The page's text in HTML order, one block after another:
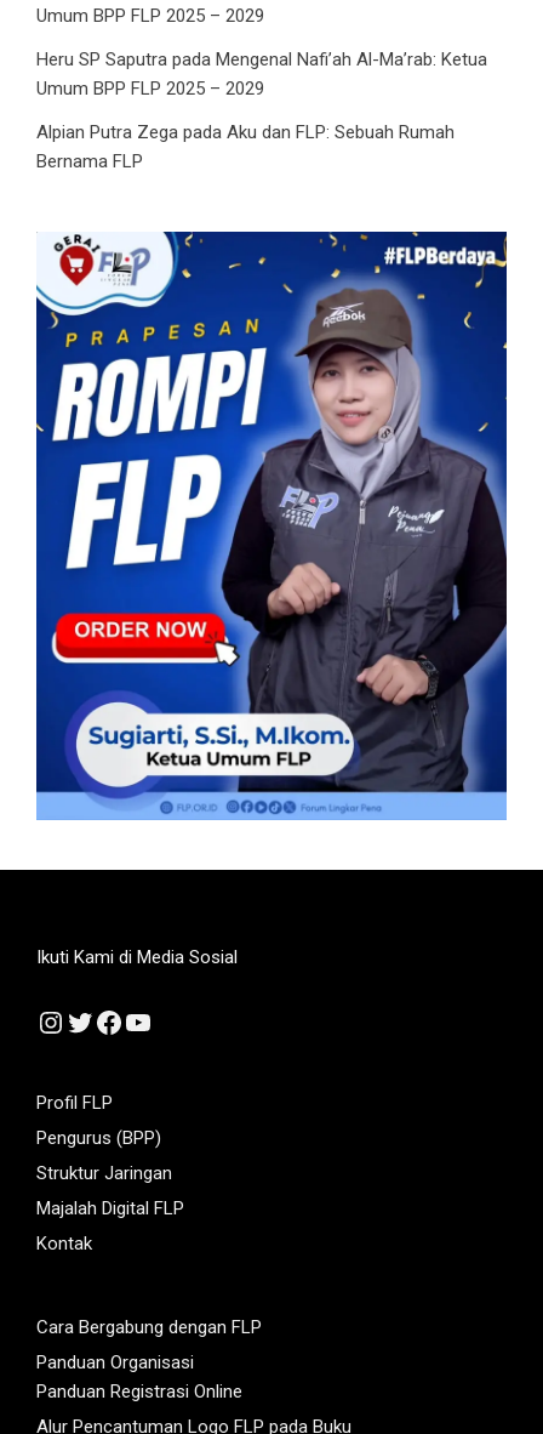
Umum BPP FLP 2025 – 2029
Heru SP Saputra pada Mengenal Nafi’ah Al-Ma’rab: Ketua
Umum BPP FLP 2025 – 2029
Alpian Putra Zega pada Aku dan FLP: Sebuah Rumah
Bernama FLP
Ikuti Kami di Media Sosial
Instagram
Twitter
Facebook
YouTube
Profil FLP
Pengurus (BPP)
Struktur Jaringan
Majalah Digital FLP
Kontak
Cara Bergabung dengan FLP
Panduan Organisasi
Panduan Registrasi Online
Alur Pencantuman Logo FLP pada Buku